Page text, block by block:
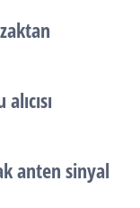
anten sinyal